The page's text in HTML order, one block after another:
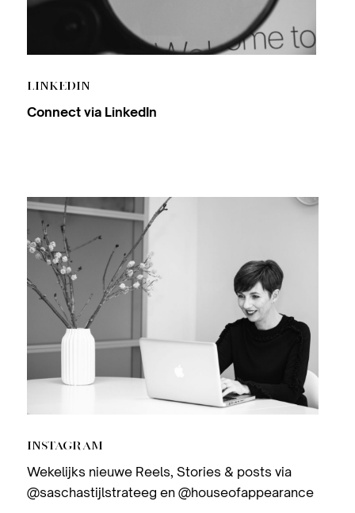
LINKEDIN
Connect via LinkedIn
INSTAGRAM
Wekelijks nieuwe Reels, Stories & posts via
@saschastijlstrateeg en @houseofappearance